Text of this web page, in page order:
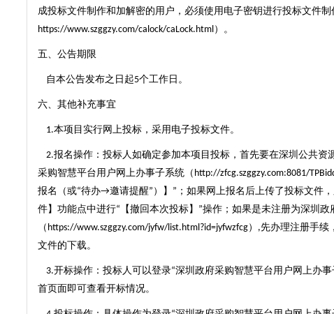
成投标文件制作和加解密的用户，必须使用电子密钥进行投标文件制
https://www.szggzy.com/calock/caLock.html）。
五、公告期限
自本公告发布之日起5个工作日。
六、其他补充事宜
1.本项目实行网上投标，采用电子投标文件。
2.报名操作：投标人如确定参加本项目投标，首先要在深圳公共
采购智慧平台用户网上办事子系统（ http://zfcg.szggzy.com:8081/
报名（或“待办→邀请提醒” ）】 ” ；如果网上报名后上传了投标文件
件】功能点中进行“ 【撤回本次投标】 ”操作；如果是未注册为深圳
（ https://www.szggzy.com/jyfw/list.html?id=jyfwzfcg） ,先办理注册手续
文件的下载。
3.开标操作：投标人可以登录“深圳政府采购智慧平台用户网上办事
首页面即可查看开标情况。